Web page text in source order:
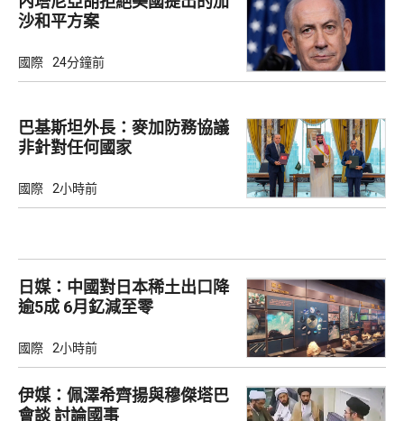
沙和平方案
國際 24分鐘前
巴基斯坦外長：麥加防務協議
非針對任何國家
國際 2小時前
日媒：中國對日本稀土出口降
逾5成 6月釔減至零
國際 2小時前
伊媒：佩澤希齊揚與穆傑塔巴
會談 討論國事